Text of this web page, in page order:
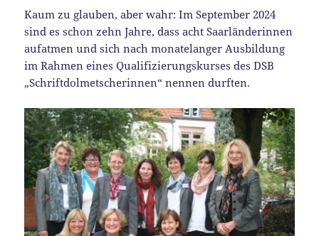
Kaum zu glauben, aber wahr: Im September 2024
sind es schon zehn Jahre, dass acht Saarländerinnen
aufatmen und sich nach monatelanger Ausbildung
im Rahmen eines Qualifizierungskurses des DSB
„Schriftdolmetscherinnen“ nennen durften.